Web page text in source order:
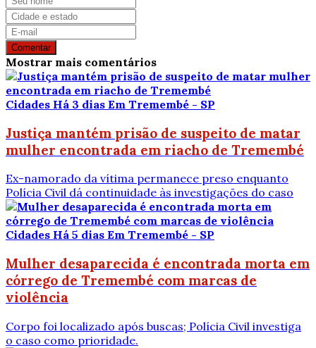
Comentar
Mostrar mais comentários
Cidades Há 3 dias Em Tremembé - SP
Justiça mantém prisão de suspeito de matar
mulher encontrada em riacho de Tremembé
Ex-namorado da vítima permanece preso enquanto
Polícia Civil dá continuidade às investigações do caso
Cidades Há 5 dias Em Tremembé - SP
Mulher desaparecida é encontrada morta em
córrego de Tremembé com marcas de
violência
Corpo foi localizado após buscas; Polícia Civil investiga
o caso como prioridade.